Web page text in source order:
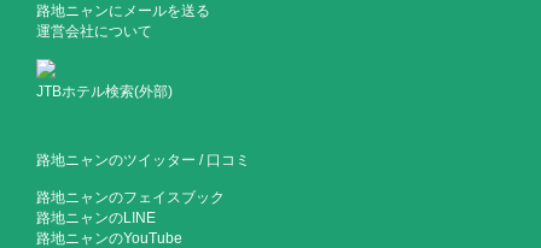
路地ニャンにメールを送る
運営会社について
JTBホテル検索(外部)
路地ニャンのツイッター / 口コミ
路地ニャンのフェイスブック
路地ニャンのLINE
路地ニャンのYouTube